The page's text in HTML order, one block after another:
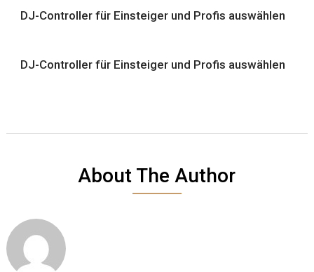
DJ-Controller für Einsteiger und Profis auswählen
DJ-Controller für Einsteiger und Profis auswählen
About The Author